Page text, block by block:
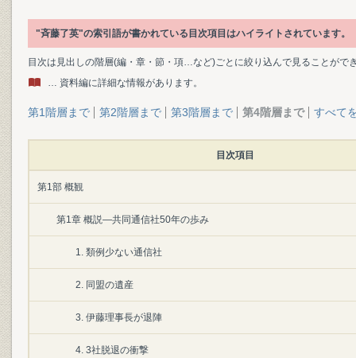
"斉藤了英"の索引語が書かれている目次項目はハイライトされています。
目次は見出しの階層(編・章・節・項…など)ごとに絞り込んで見ることがで
… 資料編に詳細な情報があります。
第1階層まで 第2階層まで 第3階層まで 第4階層まで すべて
目次項目
第1部 概観
第1章 概説―共同通信社50年の歩み
1. 類例少ない通信社
2. 同盟の遺産
3. 伊藤理事長が退陣
4. 3社脱退の衝撃